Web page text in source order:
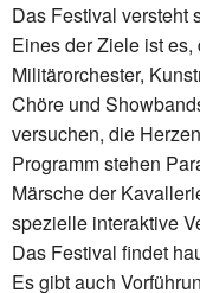
Das Festival versteht
Eines der Ziele ist
Militärorchester,
Chöre und
versuchen, die
Programm stehen
Märsche der
spezielle interaktive
Das Festival findet
Es gibt auch